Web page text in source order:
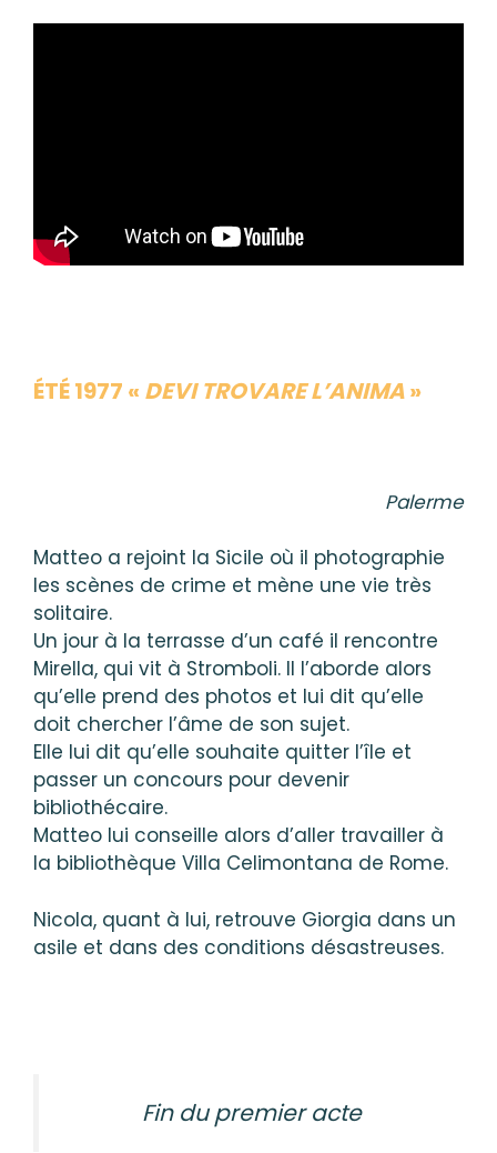
ÉTÉ 1977 « DEVI TROVARE L’ANIMA»
Palerme
Matteo a rejoint la Sicile où il photographie
les scènes de crime et mène une vie très
solitaire.
Un jour à la terrasse d’un café il rencontre
Mirella, qui vit à Stromboli. Il l’aborde alors
qu’elle prend des photos et lui dit qu’elle
doit chercher l’âme de son sujet.
Elle lui dit qu’elle souhaite quitter l’île et
passer un concours pour devenir
bibliothécaire.
Matteo lui conseille alors d’aller travailler à
la bibliothèque Villa Celimontana de Rome.
Nicola, quant à lui, retrouve Giorgia dans un
asile et dans des conditions désastreuses.
Fin du premier acte